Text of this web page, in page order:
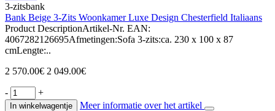
3-zitsbank
Bank Beige 3-Zits Woonkamer Luxe Design Chesterfield Italiaans
Product DescriptionArtikel-Nr. EAN:
4067282126695Afmetingen:Sofa 3-zits:ca. 230 x 100 x 87
cmLengte:..
2 570.00€ 2 049.00€
- +
In winkelwagentje Meer informatie over het artikel